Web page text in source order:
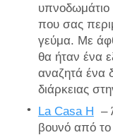
υπνοδωμάτιο
που σας
γεύμα. Με
θα ήταν ένα
αναζητά ένα
διάρκειας
La Casa H –
βουνό από το